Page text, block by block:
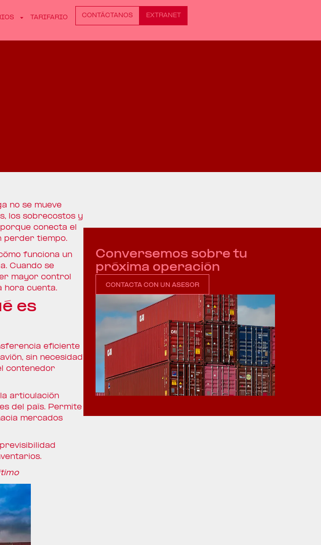
TARIFARIO CONTÁCTANOS EXTRANET
no se mueve
los sobrecostos y
conecta el
perder tiempo.
funciona un
Cuando se
mayor control
hora cuenta.
es
eficiente
sin necesidad
contenedor
articulación
del país. Permite
mercados
Conversemos sobre tu
próxima operación
CONTACTA CON UN ASESOR